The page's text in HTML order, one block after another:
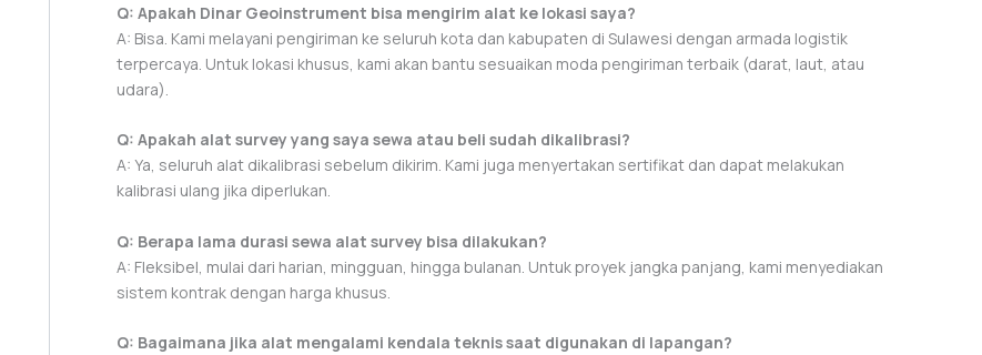
Q: Apakah Dinar Geoinstrument bisa mengirim alat ke lokasi saya?
A: Bisa. Kami melayani pengiriman ke seluruh kota dan kabupaten di Sulawesi dengan armada logistik
terpercaya. Untuk lokasi khusus, kami akan bantu sesuaikan moda pengiriman terbaik (darat, laut, atau
udara).
Q: Apakah alat survey yang saya sewa atau beli sudah dikalibrasi?
A: Ya, seluruh alat dikalibrasi sebelum dikirim. Kami juga menyertakan sertifikat dan dapat melakukan
kalibrasi ulang jika diperlukan.
Q: Berapa lama durasi sewa alat survey bisa dilakukan?
A: Fleksibel, mulai dari harian, mingguan, hingga bulanan. Untuk proyek jangka panjang, kami menyediakan
sistem kontrak dengan harga khusus.
Q: Bagaimana jika alat mengalami kendala teknis saat digunakan di lapangan?